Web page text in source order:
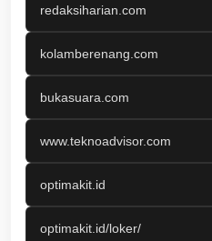
redaksiharian.com
kolamberenang.com
bukasuara.com
www.teknoadvisor.com
optimakit.id
optimakit.id/loker/